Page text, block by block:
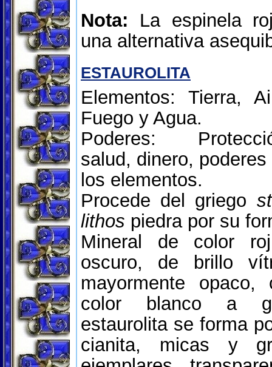
Nota: La espinela
una alternativa
ESTAUROLITA
Elementos: Tierra,
Fuego y Agua.
Poderes:
salud, dinero, poderes
los elementos.
Procede del griego
lithos piedra por su
Mineral de color
oscuro, de brillo
mayormente
color blanco a
estaurolita se forma
cianita, micas y